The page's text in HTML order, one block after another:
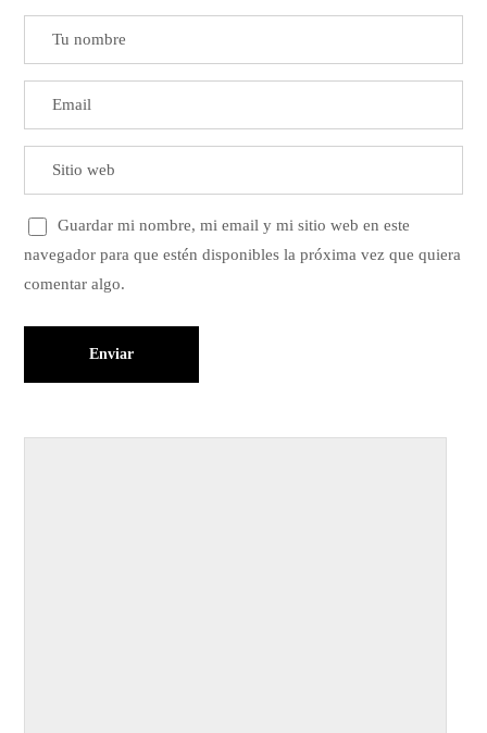
Guardar mi nombre, mi email y mi sitio web en este
navegador para que estén disponibles la próxima vez que quiera
comentar algo.